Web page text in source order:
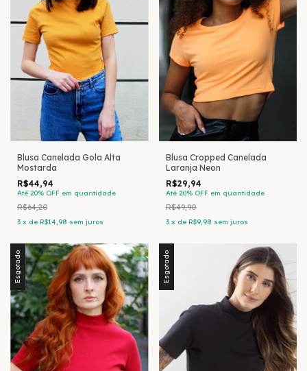
Blusa Canelada Gola Alta
Mostarda
R$44,94
Até 20% OFF em quantidade
R$64,20
3 x de R$14,98 sem juros
Blusa Cropped Canelada
Laranja Neon
R$29,94
Até 20% OFF em quantidade
R$49,90
3 x de R$9,98 sem juros
Esgotado Esgotado